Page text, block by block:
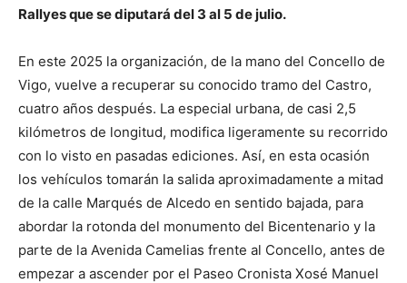
Rallyes que se diputará del 3 al 5 de julio.
En este 2025 la organización, de la mano del Concello de
Vigo, vuelve a recuperar su conocido tramo del Castro,
cuatro años después. La especial urbana, de casi 2,5
kilómetros de longitud, modifica ligeramente su recorrido
con lo visto en pasadas ediciones. Así, en esta ocasión
los vehículos tomarán la salida aproximadamente a mitad
de la calle Marqués de Alcedo en sentido bajada, para
abordar la rotonda del monumento del Bicentenario y la
parte de la Avenida Camelias frente al Concello, antes de
empezar a ascender por el Paseo Cronista Xosé Manuel